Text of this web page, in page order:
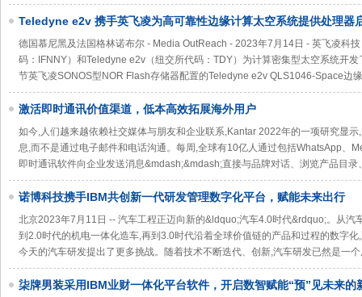
Teledyne e2v 携手英飞凌为高可靠性边缘计算太空系统提供处理器
德国慕尼黑及法国格林诺布尔 - Media OutReach - 2023年7月14日 - 英飞凌科
码：IFNNY）和Teledyne e2v（纽交所代码：TDY）为计算密集型太空系统开
节英飞凌SONOS型NOR Flash存储器配置的Teledyne e2v QLS1046-Space边
激活即时通讯价值渠道，低本高效拓展海外用户
如今,人们越来越依赖社交媒体与朋友和企业联系,Kantar 2022年的一项研究显
息,而不是通过电子邮件和电话沟通。每周,全球有10亿人通过包括WhatsApp、
即时通讯软件向企业发送消息&mdash;&mdash;直接与品牌对话、浏览产品目录
诺博科技携手IBM共创新一代研发管理数字化平台，赋能未来出行
北京2023年7月11日 -- 汽车工程正迈向新的&ldquo;汽车4.0时代&rdquo;。从汽
到2.0时代的机电一体化造车,再到3.0时代沿着全球价值链的产品和过程的数字
今天的汽车研发提出了更多挑战。随着技术不断迭代、创新,汽车研发已然是一
柒牌男装采用IBM业财一体化平台软件，开启数智赋能“预”见未来的